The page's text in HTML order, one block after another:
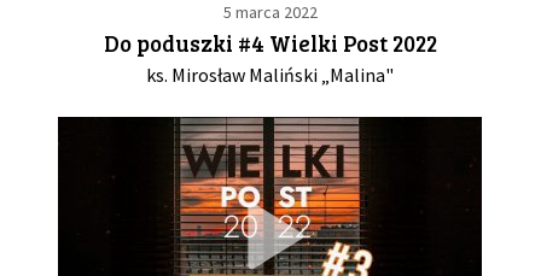
5 marca 2022
Do poduszki #4 Wielki Post 2022
ks. Mirosław Maliński „Malina"